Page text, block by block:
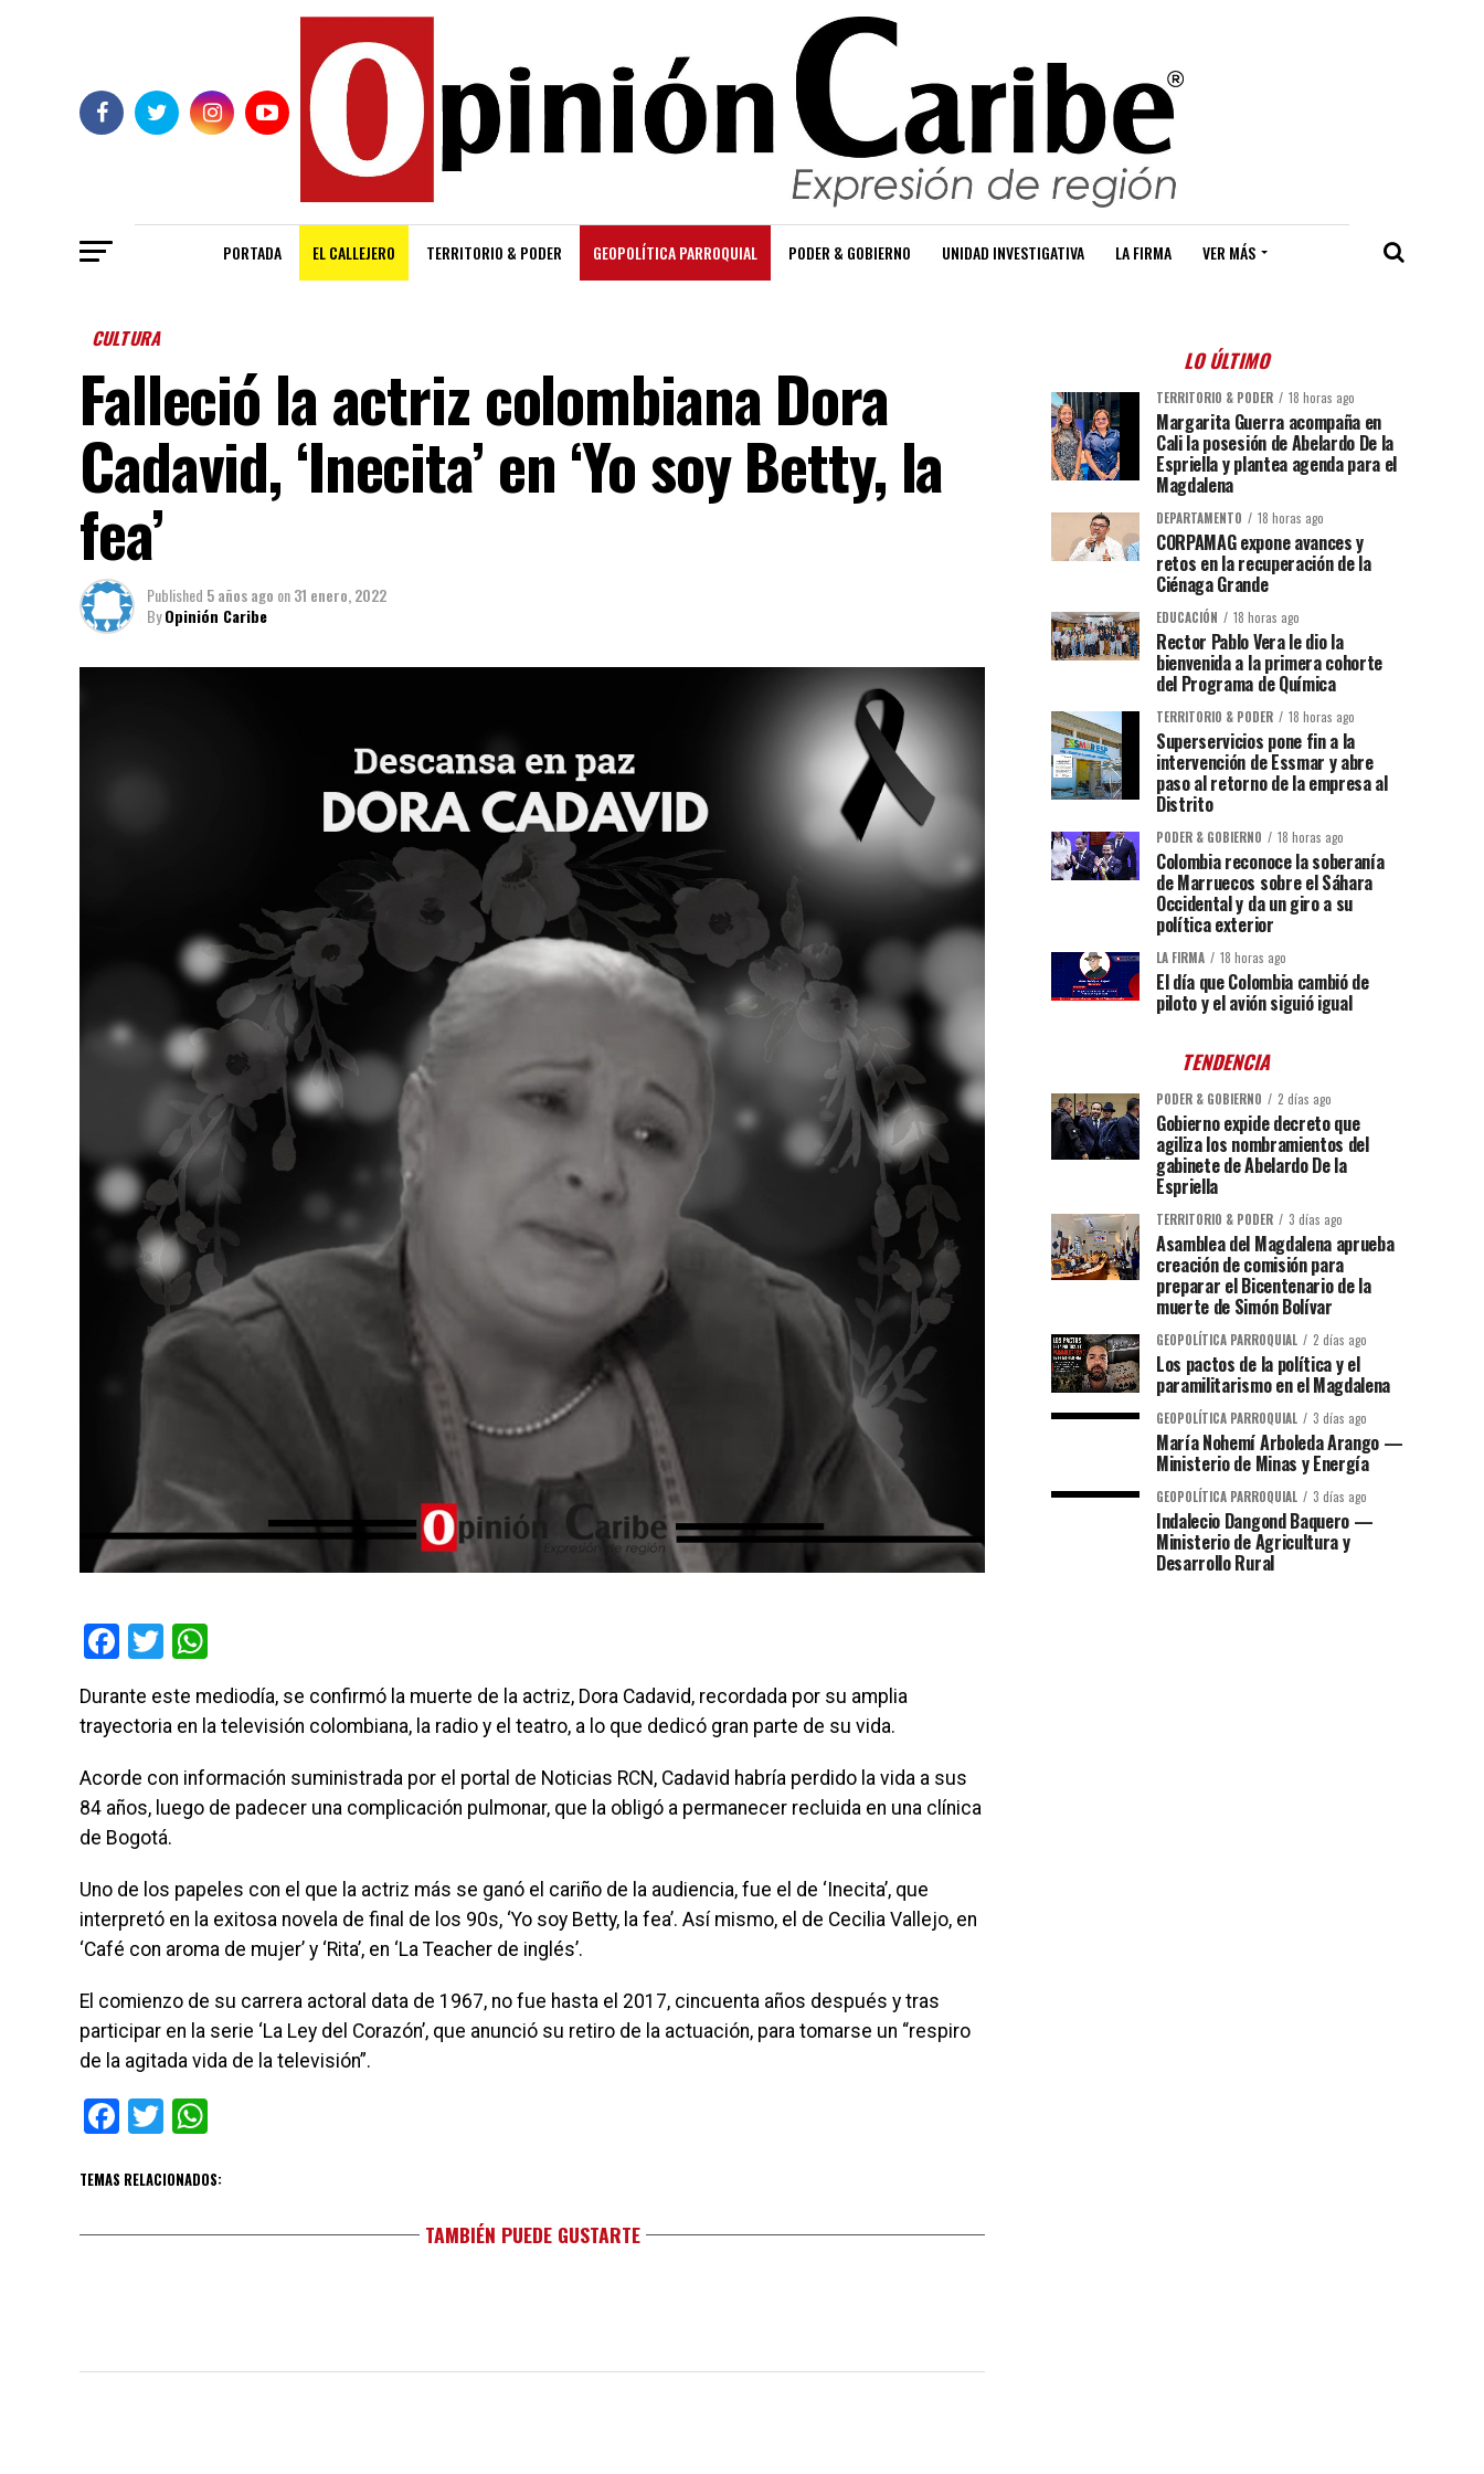
PORTADA EL CALLEJERO TERRITORIO & PODER GEOPOLÍTICA PARROQUIAL PODER & GOBIERNO UNIDAD INVESTIGATIVA LA FIRMA VER MÁS
CULTURA
Falleció la actriz colombiana Dora
Cadavid, ‘Inecita’ en ‘Yo soy Betty, la
fea’
Published 5 años ago on31 enero, 2022
ByOpinión Caribe
Facebook
Twitter
Durante este mediodía, se confirmó la muerte de la actriz, Dora Cadavid, recordada por su amplia
trayectoria en la televisión colombiana, la radio y el teatro, a lo que dedicó gran parte de su vida.
Acorde con información suministrada por el portal de Noticias RCN, Cadavid habría perdido la vida a sus
84 años, luego de padecer una complicación pulmonar, que la obligó a permanecer recluida en una clínica
de Bogotá.
Uno de los papeles con el que la actriz más se ganó el cariño de la audiencia, fue el de ‘Inecita’, que
interpretó en la exitosa novela de final de los 90s, ‘Yo soy Betty, la fea’. Así mismo, el de Cecilia Vallejo, en
‘Café con aroma de mujer’ y ‘Rita’, en ‘La Teacher de inglés’.
El comienzo de su carrera actoral data de 1967, no fue hasta el 2017, cincuenta años después y tras
participar en la serie ‘La Ley del Corazón’, que anunció su retiro de la actuación, para tomarse un “respiro
de la agitada vida de la televisión”.
Facebook
Twitter
TEMAS RELACIONADOS:
TAMBIÉN PUEDE GUSTARTE
LO ÚLTIMO
TERRITORIO & PODER 18 horas ago
Margarita Guerra acompaña en
Cali la posesión de Abelardo De la
Espriella y plantea agenda para el
Magdalena
DEPARTAMENTO 18 horas ago
CORPAMAG expone avances y
retos en la recuperación de la
Ciénaga Grande
EDUCACIÓN 18 horas ago
Rector Pablo Vera le dio la
bienvenida a la primera cohorte
del Programa de Química
TERRITORIO & PODER 18 horas ago
Superservicios pone fin a la
intervención de Essmar y abre
paso al retorno de la empresa al
Distrito
PODER & GOBIERNO 18 horas ago
Colombia reconoce la soberanía
de Marruecos sobre el Sáhara
Occidental y da un giro a su
política exterior
LA FIRMA 18 horas ago
El día que Colombia cambió de
piloto y el avión siguió igual
TENDENCIA
PODER & GOBIERNO 2 días ago
Gobierno expide decreto que
agiliza los nombramientos del
gabinete de Abelardo De la
Espriella
TERRITORIO & PODER 3 días ago
Asamblea del Magdalena aprueba
creación de comisión para
preparar el Bicentenario de la
muerte de Simón Bolívar
GEOPOLÍTICA PARROQUIAL 2 días ago
Los pactos de la política y el
paramilitarismo en el Magdalena
GEOPOLÍTICA PARROQUIAL 3 días ago
María Nohemí Arboleda Arango —
Ministerio de Minas y Energía
GEOPOLÍTICA PARROQUIAL 3 días ago
Indalecio Dangond Baquero —
Ministerio de Agricultura y
Desarrollo Rural